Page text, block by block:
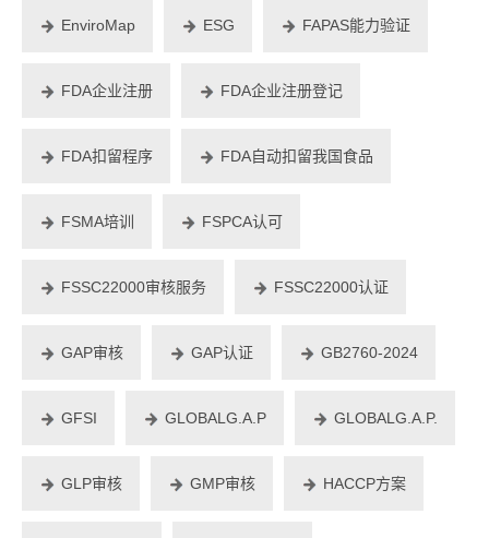
EnviroMap ESG FAPAS能力验证
FDA企业注册 FDA企业注册登记
FDA扣留程序 FDA自动扣留我国食品
FSMA培训 FSPCA认可
FSSC22000审核服务 FSSC22000认证
GAP审核 GAP认证 GB2760-2024
GFSI GLOBALG.A.P GLOBALG.A.P.
GLP审核 GMP审核 HACCP方案